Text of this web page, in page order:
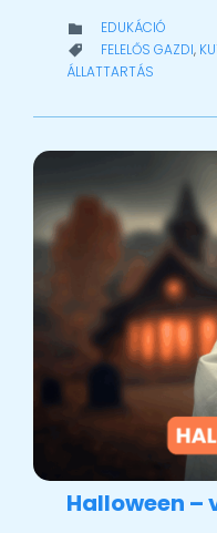
 CATEGORY
EDUKÁCIÓ
 CATEGORY
FELELŐS GAZDI,
ÁLLATTARTÁS
Halloween –